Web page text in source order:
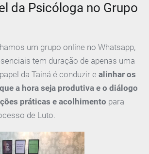
da Psicóloga no Grupo
um grupo online no Whatsapp,
tem duração de apenas uma
da Tainá é conduzir e alinhar os
a hora seja produtiva e o diálogo
práticas e acolhimento para
de Luto.